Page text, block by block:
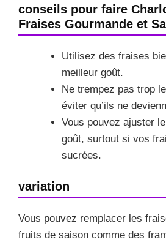
conseils pour faire
Fraises Gourmande et
Utilisez des fraises
meilleur goût.
Ne trempez pas trop
éviter qu’ils ne
Vous pouvez ajuster
goût, surtout si vos
sucrées.
variation
Vous pouvez remplacer les
fruits de saison comme des